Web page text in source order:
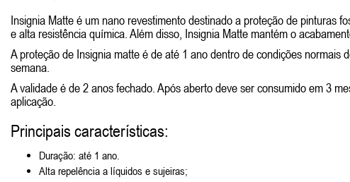
Insignia Matte é um nano revestimento destinado a proteção de pinturas
e alta resistência química. Além disso, Insignia Matte mantém o
A proteção de Insignia matte é de até 1 ano dentro de condições normais
semana.
A validade é de 2 anos fechado. Após aberto deve ser consumido em 3
aplicação.
Principais características:
Duração: até 1 ano.
Alta repelência a líquidos e sujeiras;